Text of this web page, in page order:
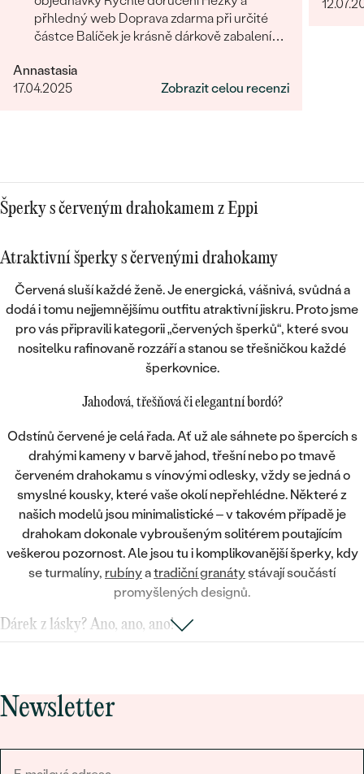
přhledný web Doprava zdarma při určité
částce Balíček je krásně dárkově zabalení
Annastasia
17.04.2025
Zobrazit celou recenzi
Šperky s červeným drahokamem z Eppi
Atraktivní šperky s červenými drahokamy
Červená sluší každé ženě. Jeenergická, vášnivá, svůdnáa
dodá i tomu nejjemnějšímu outfitu atraktivní jiskru. Proto jsme
pro vás připravili kategorii „červených šperků“, které svou
nositelku rafinovaně rozzáří a stanou setřešničkou každé
šperkovnice.
Jahodová, třešňová či elegantní bordó?
Odstínů červené je celá řada. Ať už ale sáhnete po špercích s
drahými kameny v barvě jahod, třešnínebo po tmavě
červeném drahokamu svínovými odlesky, vždy se jedná o
smyslné kousky, které vaše okolí nepřehlédne. Některé z
našich modelů jsou minimalistické – v takovém případě je
drahokam dokonale vybroušenýmsolitérem poutajícím
veškerou pozornost. Ale jsou tu i komplikovanější šperky, kdy
se turmalíny, rubínyatradiční granátystávají součástí
promyšlených designů.
Dárek z lásky? Ano, ano, ano!
každá žena si tajně přeje najít v krabičce od milovaného přítele
rubínový přívěsek ve tvaru srdce
Barva vitality, radosti a vášně
Newsletter